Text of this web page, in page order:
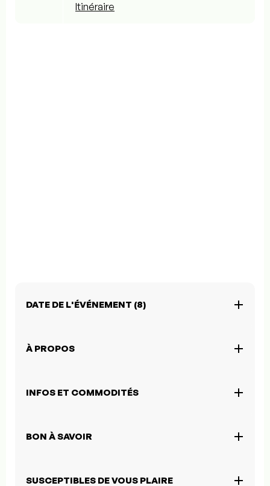
Itinéraire
DATE DE L'ÉVÉNEMENT (8)
À PROPOS
INFOS ET COMMODITÉS
BON À SAVOIR
SUSCEPTIBLES DE VOUS PLAIRE